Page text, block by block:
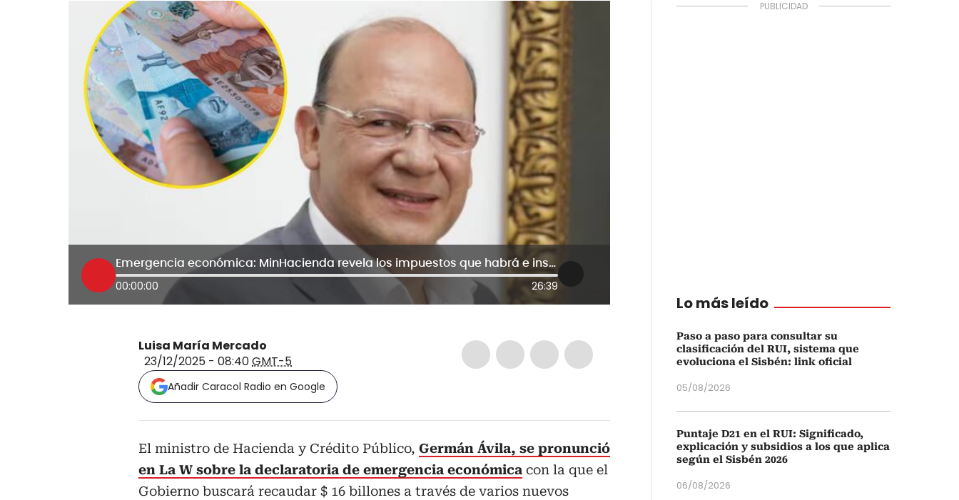
Emergencia económica: MinHacienda revela los impuestos que habrá e insiste en justificación válida
00:00:00 26:39
Luisa María Mercado
23/12/2025 - 08:40GMT-5
Añadir Caracol Radio en Google
El ministro de Hacienda y Crédito Público, Germán Ávila, se pronunció
en La W sobre la declaratoria de emergencia económica con la que el
Gobierno buscará recaudar $ 16 billones a través de varios nuevos
Lo más leído
Paso a paso para consultar su
clasificación del RUI, sistema que
evoluciona el Sisbén: link oficial
05/08/2026
Puntaje D21 en el RUI: Significado,
explicación y subsidios a los que aplica
según el Sisbén 2026
06/08/2026